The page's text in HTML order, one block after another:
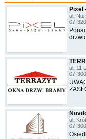
Pixel
ul.
07-
ul. 11
07-
ul.
07-